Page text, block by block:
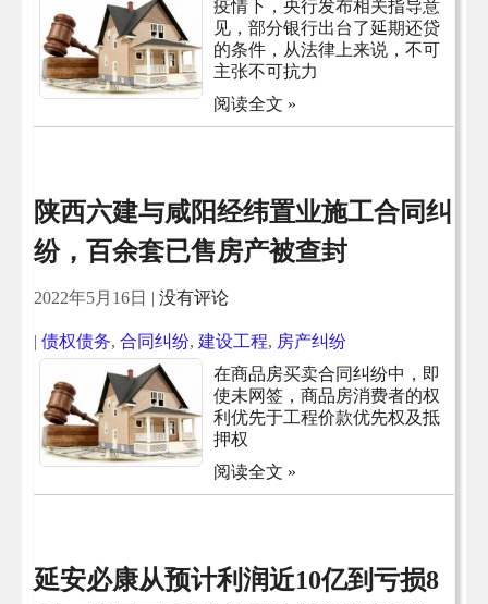
疫情下，央行发布相关指导意
见，部分银行出台了延期还贷
的条件，从法律上来说，不可
主张不可抗力
阅读全文 »
陕西六建与咸阳经纬置业施工合同纠
纷，百余套已售房产被查封
2022年5月16日 | 没有评论
| 债权债务, 合同纠纷, 建设工程, 房产纠纷
在商品房买卖合同纠纷中，即
使未网签，商品房消费者的权
利优先于工程价款优先权及抵
押权
阅读全文 »
延安必康从预计利润近10亿到亏损8